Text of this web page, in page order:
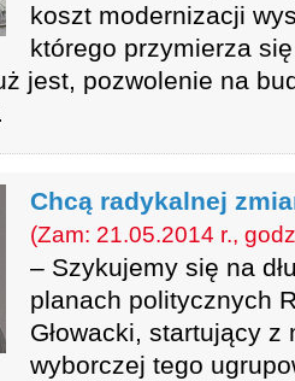
koszt modernizacji
którego przymierza
jest, pozwolenie na
Chcą radykalnej
(Zam: 21.05.2014 r.,
– Szykujemy się na
planach politycznych
Głowacki, startujący
wyborczej tego